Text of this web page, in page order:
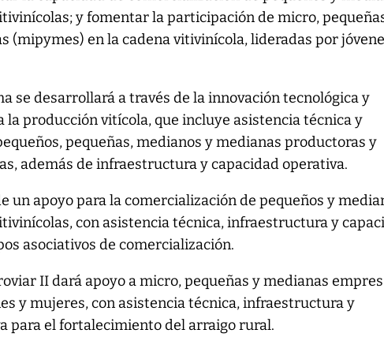
y fomentar la participación de micro,
(mipymes) en la cadena vitivinícola, lideradas por
se desarrollará a través de la innovación tecnológica y
la producción vitícola, que incluye asistencia técnica y
pequeñas, medianos y medianas productoras y
además de infraestructura y capacidad operativa.
un apoyo para la comercialización de pequeños y
con asistencia técnica, infraestructura y
asociativos de comercialización.
II dará apoyo a micro, pequeñas y medianas
y mujeres, con asistencia técnica, infraestructura y
para el fortalecimiento del arraigo rural.